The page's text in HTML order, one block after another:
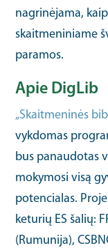
nagrinėjama,
skaitmeniniame
paramos.
Apie DigLib
„Skaitmeninės
vykdomas
bus panaudotas
mokymosi visą
potencialas.
keturių ES šalių:
(Rumunija),